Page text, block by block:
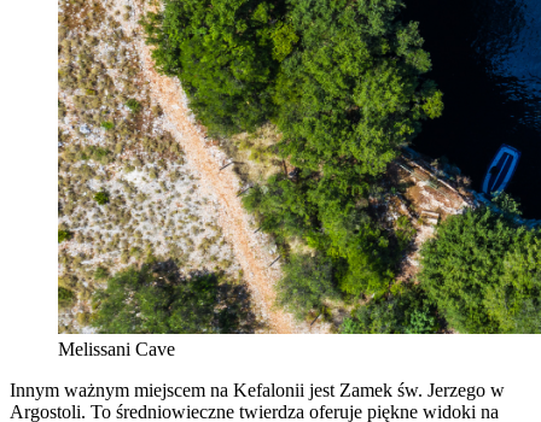
Melissani Cave
Innym ważnym miejscem na Kefalonii jest Zamek św. Jerzego w
Argostoli. To średniowieczne twierdza oferuje piękne widoki na